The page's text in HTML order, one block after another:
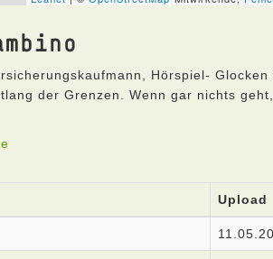
Hörspiel- Glocken
der Grenzen. Wenn gar nichts
Upload